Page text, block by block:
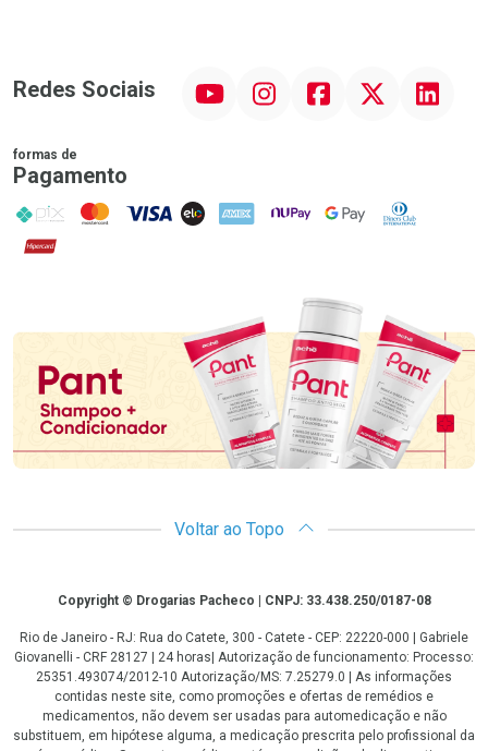
Redes Sociais InstagramFacebookTwitter Linkedin
formas de
Pagamento
PIX MasterCard
VISA ELO AMEX NuPay Google PayDiners Club
Hipercard
Voltar ao Topo
CopyrightCopyright © Drogarias Pacheco | CNPJ: 33.438.250/0187-08
Rio de Janeiro - RJ: Rua do Catete, 300 - Catete - CEP: 22220-000 | Gabriele
Giovanelli - CRF 28127 | 24 horas| Autorização de funcionamento: Processo:
25351.493074/2012-10 Autorização/MS: 7.25279.0 | As informações
contidas neste site, como promoções e ofertas de remédios e
medicamentos, não devem ser usadas para automedicação e não
substituem, em hipótese alguma, a medicação prescrita pelo profissional da